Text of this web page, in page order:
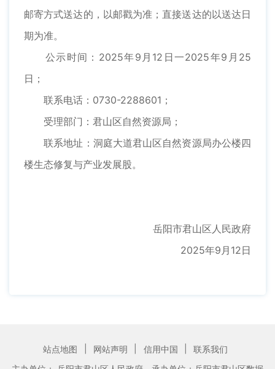
邮寄方式送达的，以邮戳为准；直接送达的以送达日
期为准。
公示时间：2025年9月12日一2025年9月25
日；
联系电话：0730-2288601；
受理部门：君山区自然资源局；
联系地址：洞庭大道君山区自然资源局办公楼四
楼生态修复与产业发展股。
岳阳市君山区人民政府
2025年9月12日
站点地图 网站声明 信用中国
联系我们